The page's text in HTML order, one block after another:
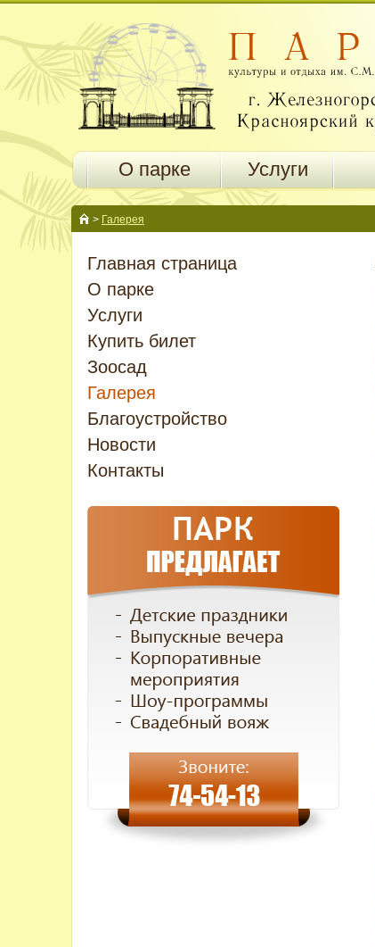
О парке Услуги
> Галерея
Главная страница
О парке
Услуги
Купить билет
Зоосад
Галерея
Благоустройство
Новости
Контакты